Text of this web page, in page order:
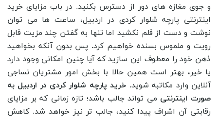
و جوی مغازه های دور از دسترس بکنید. در باب مزایای خرید
اینترنتی پارچه شلوار کردی در اردبیل، ساعت ها می توان
نوشت و دست از قلم نکشید اما تنها به گفتن چند مزیت قابل
رویت و ملموس بسنده خواهیم کرد. پس بدون آنکه بخواهید
ذهن خود را معطوف این سازید که آیا چنین امکانی وجود دارد
یا خیر، بهتر است همین حالا با بخش امور مشتریان نساجی
آنلاین وارد مکاتبه شوید. خرید پارچه شلوار کردی در اردبیل به
صورت اینترنتی می تواند جالب باشد؛ تازه زمانی که بر مزایای
رقابتی آن اشراف پیدا کنید، جالب تر نیز خواهد شد. کاهش